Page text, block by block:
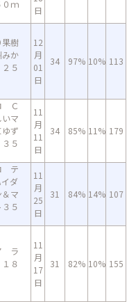
０ｍ
日
果樹
か
５
12
月
01
日
34 97% 10% 113
Ｃ
いマ
ゆず
５
11
月
11
日
34 85% 11% 179
テ
イダ
マ
５
11
月
25
日
31 84% 14% 107
ラ
８
11
月
17
日
31 82% 10% 155